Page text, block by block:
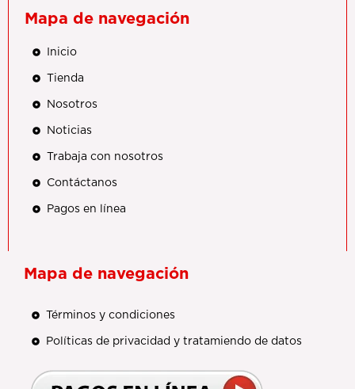
Mapa de navegación
Inicio
Tienda
Nosotros
Noticias
Trabaja con nosotros
Contáctanos
Pagos en línea
Mapa de navegación
Términos y condiciones
Políticas de privacidad y tratamiendo de datos